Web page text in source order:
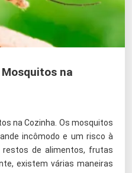
na
na Cozinha. Os mosquitos
incômodo e um risco à
restos de alimentos, frutas
existem várias maneiras